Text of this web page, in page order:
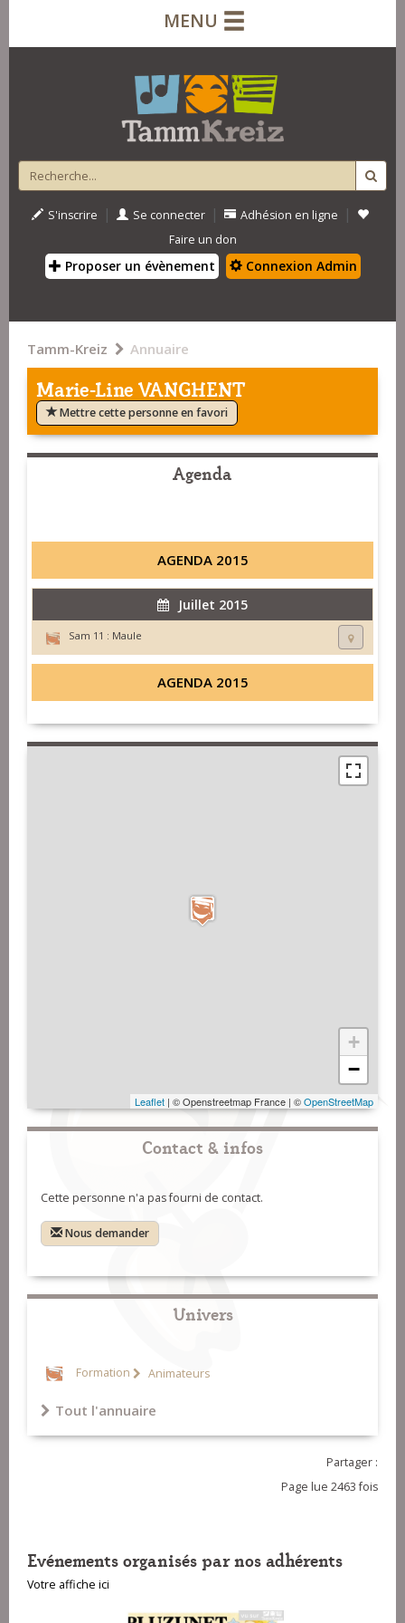
MENU
S'inscrire | Se connecter | Adhésion en ligne |
Faire un don
Proposer un évènement Connexion Admin
Tamm-Kreiz Annuaire
Marie-Line VANGHENT
Mettre cette personne en favori
Agenda
AGENDA 2015
Juillet 2015
Sam 11 : Maule
AGENDA 2015
+
−
Leaflet | © Openstreetmap France | ©OpenStreetMap
Contact & infos
Cette personne n'a pas fourni de contact.
Nous demander
Univers
Formation Animateurs
Tout l'annuaire
Partager :
Page lue 2463 fois
Evénements organisés par nos adhérents
Votre affiche ici